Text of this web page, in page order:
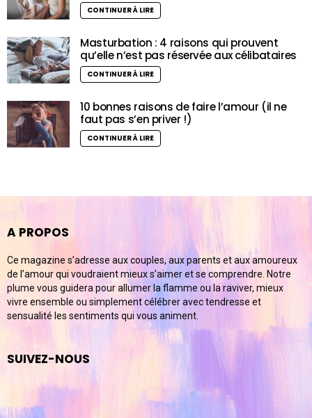
CONTINUER À LIRE
Masturbation : 4 raisons qui prouvent
qu’elle n’est pas réservée aux célibataires
CONTINUER À LIRE
10 bonnes raisons de faire l’amour (il ne
faut pas s’en priver !)
CONTINUER À LIRE
A PROPOS
Ce magazine s’adresse aux couples, aux parents et aux amoureux
de l’amour qui voudraient mieux s’aimer et se comprendre. Notre
plume vous guidera pour allumer la flamme ou la raviver, mieux
vivre ensemble ou simplement célébrer avec tendresse et
sensualité les sentiments qui vous animent.
SUIVEZ-NOUS